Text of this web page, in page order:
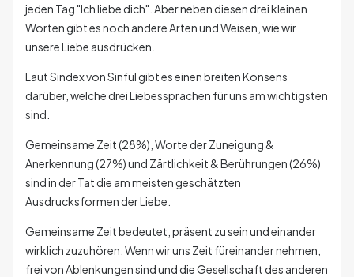
jeden Tag "Ich liebe dich". Aber neben diesen drei kleinen
Worten gibt es noch andere Arten und Weisen, wie wir
unsere Liebe ausdrücken.
Laut Sindex von Sinful gibt es einen breiten Konsens
darüber, welche drei Liebessprachen für uns am wichtigsten
sind.
Gemeinsame Zeit (28%), Worte der Zuneigung &
Anerkennung (27%) und Zärtlichkeit & Berührungen (26%)
sind in der Tat die am meisten geschätzten
Ausdrucksformen der Liebe.
Gemeinsame Zeit bedeutet, präsent zu sein und einander
wirklich zuzuhören. Wenn wir uns Zeit füreinander nehmen,
frei von Ablenkungen sind und die Gesellschaft des anderen